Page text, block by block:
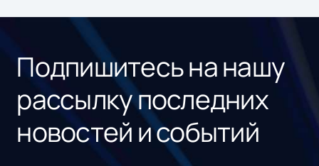
Подпишитесь на нашу
рассылку последних
новостей и событий